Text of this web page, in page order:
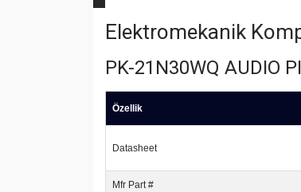
Elektromekanik
PK-21N30WQ AUDIO
Özellik
Datasheet
Mfr Part #